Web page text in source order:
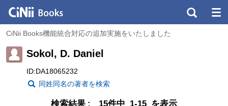
CiNii Books機能統合対応の追加実施をいたしました
Sokol, D. Daniel
ID:DA18065232
同姓同名の著者を検索
検索結果 15件中 1-15 を表示